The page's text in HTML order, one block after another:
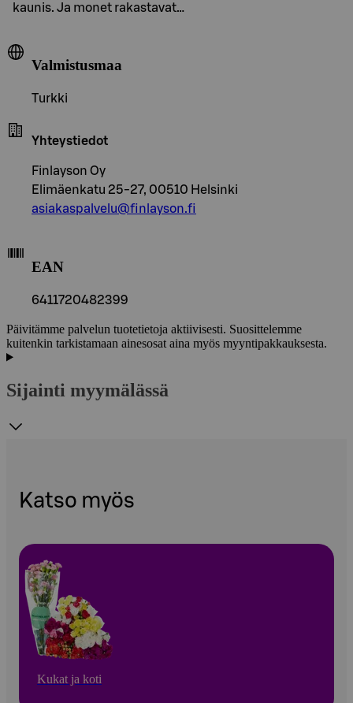
kaunis. Ja monet rakastavat…
Valmistusmaa
Turkki
Yhteystiedot
Finlayson Oy
Elimäenkatu 25-27, 00510 Helsinki
asiakaspalvelu@finlayson.fi
EAN
6411720482399
Päivitämme palvelun tuotetietoja aktiivisesti. Suosittelemme
kuitenkin tarkistamaan ainesosat aina myös myyntipakkauksesta.
Sijainti myymälässä
Katso myös
Kukat ja koti